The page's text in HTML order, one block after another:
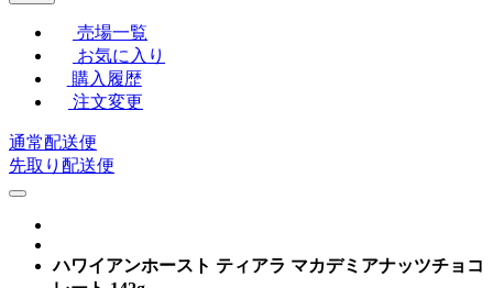
売場一覧
お気に入り
購入履歴
注文変更
通常配送便
先取り配送便
ハワイアンホースト ティアラ マカデミアナッツチョコ